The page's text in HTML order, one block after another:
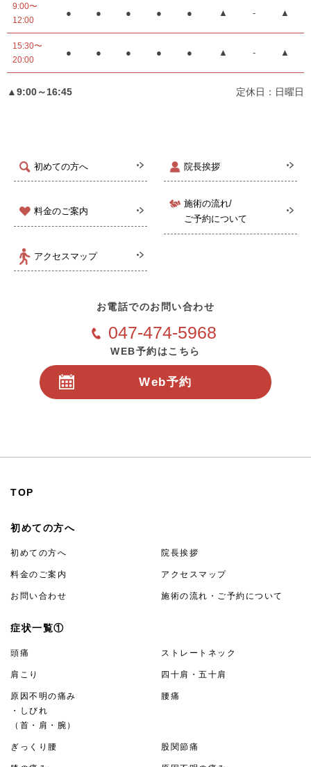
初めての方へ 院長挨拶
料金のご案内
施術の流れ/
ご予約について
アクセスマップ
9:00〜
12:00
● ● ● ● ● ▲ - ▲
15:30〜
20:00
● ● ● ● ● ▲ - ▲
▲9:00～16:45 定休日：日曜日
お電話でのお問い合わせ
047-474-5968
WEB予約はこちら
Web予約
TOP
初めての方へ
初めての方へ 院長挨拶
料金のご案内 アクセスマップ
お問い合わせ 施術の流れ・ご予約について
症状一覧①
頭痛 ストレートネック
肩こり 四十肩・五十肩
原因不明の痛み
・しびれ
（首・肩・腕）
腰痛
ぎっくり腰 股関節痛